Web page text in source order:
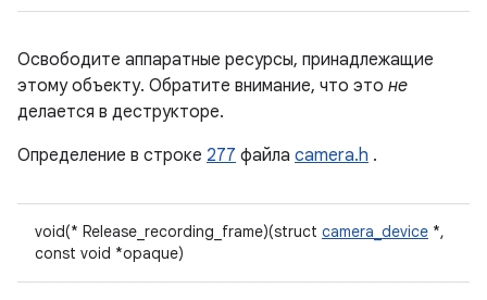
Освободите аппаратные ресурсы, принадлежащие
этому объекту. Обратите внимание, что это не
делается в деструкторе.
Определение в строке 277 файла camera.h .
void(* Release_recording_frame)(struct camera_device *,
const void *opaque)